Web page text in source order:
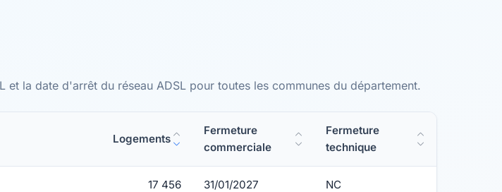
la date d'arrêt du réseau ADSL pour toutes les communes du département.
Logements
Fermeture
commerciale
Fermeture
technique
17 456 31/01/2027 NC